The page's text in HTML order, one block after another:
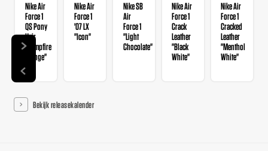
Nike Air
Force 1
QS Pony
Hair
"Campfire
Orange"
Nike Air
Force 1
'07 LX
"Icon"
Nike SB
Air
Force 1
"Light
Chocolate"
Nike Air
Force 1
Crack
Leather
"Black
White"
Nike Air
Force 1
Cracked
Leather
"Menthol
White"
Bekijk releasekalender